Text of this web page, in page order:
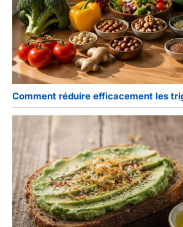
Comment réduire efficacement les